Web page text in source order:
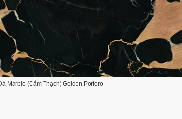
Marble (Cẩm Thạch) Golden Portoro